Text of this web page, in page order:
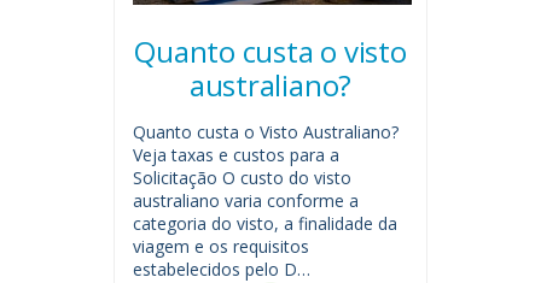
Quanto custa o visto
australiano?
Quanto custa o Visto Australiano?
Veja taxas e custos para a
Solicitação O custo do visto
australiano varia conforme a
categoria do visto, a finalidade da
viagem e os requisitos
estabelecidos pelo D…